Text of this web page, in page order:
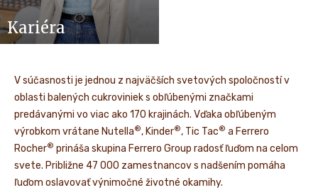
Kariéra
V súčasnosti je jednou z najväčších svetových spoločností v
oblasti balených cukroviniek s obľúbenými značkami
predávanými vo viac ako 170 krajinách. Vďaka obľúbeným
výrobkom vrátane Nutella®, Kinder®, Tic Tac® a Ferrero
Rocher® prináša skupina Ferrero Group radosť ľuďom na celom
svete. Približne 47 000 zamestnancov s nadšením pomáha
ľuďom oslavovať výnimočné životné okamihy.